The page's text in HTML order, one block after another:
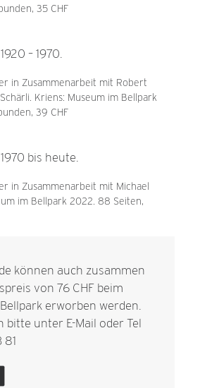
35 CHF
– 1970.
in Zusammenarbeit mit Robert
Kriens: Museum im Bellpark
39 CHF
bis heute.
in Zusammenarbeit mit Michael
im Bellpark 2022. 88 Seiten,
können auch zusammen
von 76 CHF beim
erworben werden.
bitte unter E-Mail oder Tel
81